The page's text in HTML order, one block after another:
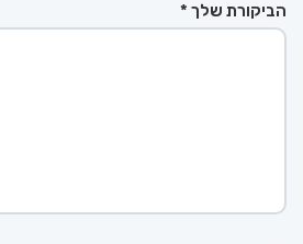
הביקורת שלך *